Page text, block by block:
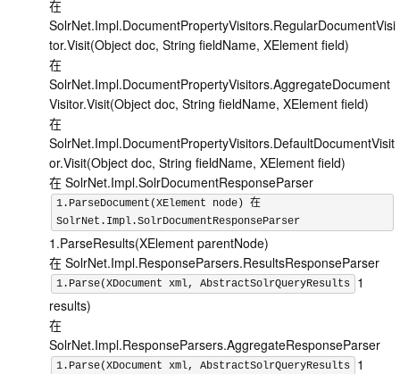
在
SolrNet.Impl.DocumentPropertyVisitors.RegularDocumentVisi
tor.Visit(Object doc, String fieldName, XElement field)
在
SolrNet.Impl.DocumentPropertyVisitors.AggregateDocument
Visitor.Visit(Object doc, String fieldName, XElement field)
在
SolrNet.Impl.DocumentPropertyVisitors.DefaultDocumentVisit
or.Visit(Object doc, String fieldName, XElement field)
在 SolrNet.Impl.SolrDocumentResponseParser
1.ParseDocument(XElement node) 在
SolrNet.Impl.SolrDocumentResponseParser
1.ParseResults(XElement parentNode)
在 SolrNet.Impl.ResponseParsers.ResultsResponseParser
1.Parse(XDocument xml, AbstractSolrQueryResults
1
results)
在
SolrNet.Impl.ResponseParsers.AggregateResponseParser
1.Parse(XDocument xml, AbstractSolrQueryResults
1